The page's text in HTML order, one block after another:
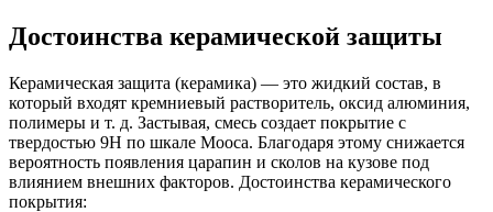
Достоинства керамической защиты
Керамическая защита (керамика) — это жидкий состав, в
который входят кремниевый растворитель, оксид алюминия,
полимеры и т. д. Застывая, смесь создает покрытие с
твердостью 9H по шкале Мооса. Благодаря этому снижается
вероятность появления царапин и сколов на кузове под
влиянием внешних факторов. Достоинства керамического
покрытия: